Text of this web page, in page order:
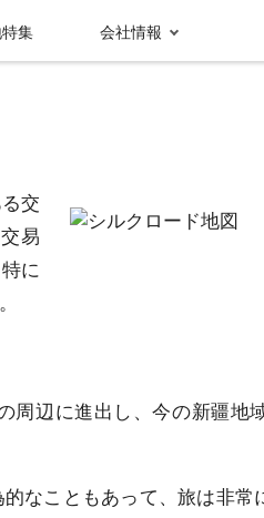
集 会社情報
交
易
に
辺に進出し、今の新疆地
なこともあって、旅は非常